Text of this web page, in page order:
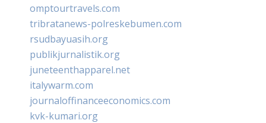
omptourtravels.com
tribratanews-polreskebumen.com
rsudbayuasih.org
publikjurnalistik.org
juneteenthapparel.net
italywarm.com
journaloffinanceeconomics.com
kvk-kumari.org